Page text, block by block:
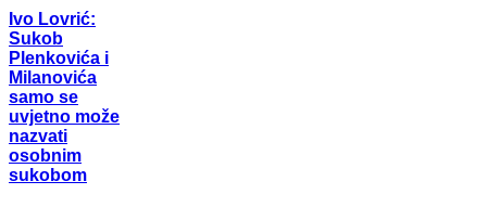
Ivo Lovrić:
Sukob
Plenkovića i
Milanovića
samo se
uvjetno može
nazvati
osobnim
sukobom